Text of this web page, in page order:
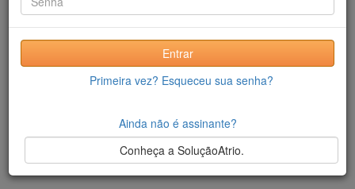
Entrar
Primeira vez? Esqueceu sua senha?
Ainda não é assinante?
Conheça a SoluçãoAtrio.